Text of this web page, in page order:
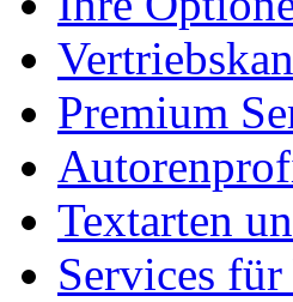
Premium
Textarten
Services